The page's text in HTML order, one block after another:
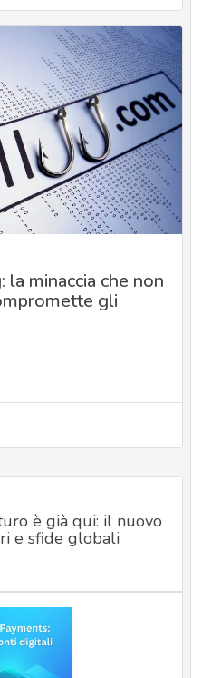
la minaccia che non
gli
è già qui: il nuovo
e sfide globali